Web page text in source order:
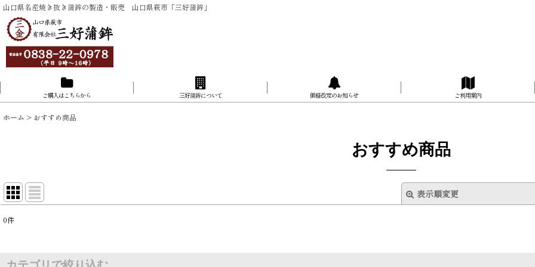
山口県名産焼き抜き蒲鉾の製造・販売 山口県萩市「三好蒲鉾」
ご購入はこちらから 三好蒲鉾について 価格改定のお知らせ ご利用案内
ホーム > おすすめ商品
おすすめ商品
表示順変更
並び順:
0件